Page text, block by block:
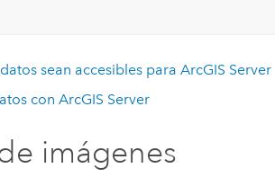
sean accesibles para ArcGIS Server
con ArcGIS Server
imágenes